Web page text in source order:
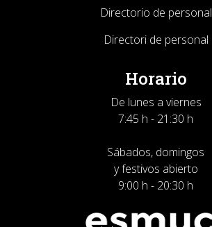
Directorio de personal
Directori de personal
Horario
De lunes a viernes
7:45 h - 21:30 h
Sábados, domingos
y festivos abierto
9:00 h - 20:30 h